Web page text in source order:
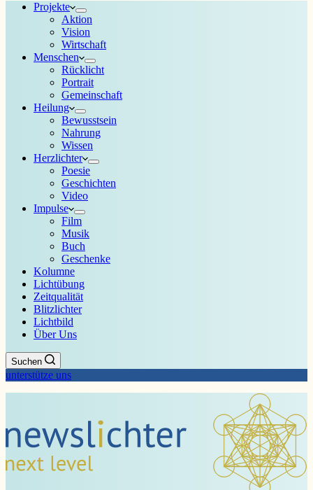
Projekte
Aktion
Vision
Wirtschaft
Menschen
Rücklicht
Portrait
Gemeinschaft
Heilung
Bewusstsein
Nahrung
Wissen
Herzlichter
Poesie
Geschichten
Video
Impulse
Film
Musik
Buch
Geschenke
Kolumne
Lichtübung
Zeitqualität
Blitzlichter
Lichtbild
Über Uns
Suchen
unterstütze uns